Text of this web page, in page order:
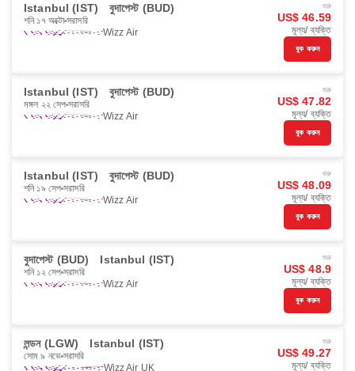
Istanbul (IST) বুদাপেস্ট (BUD)
শনি ১৭ অক্টো সরাসরি
Wizz Air
শুরু
US$ 46.59
মূল্য/ ব্যক্তি
বুক করুন
Istanbul (IST) বুদাপেস্ট (BUD)
মঙ্গল ২২ সেপ সরাসরি
Wizz Air
শুরু
US$ 47.82
মূল্য/ ব্যক্তি
বুক করুন
Istanbul (IST) বুদাপেস্ট (BUD)
শনি ১৯ সেপ সরাসরি
Wizz Air
শুরু
US$ 48.09
মূল্য/ ব্যক্তি
বুক করুন
বুদাপেস্ট (BUD) Istanbul (IST)
শনি ১২ সেপ সরাসরি
Wizz Air
শুরু
US$ 48.9
মূল্য/ ব্যক্তি
বুক করুন
লন্ডন (LGW) Istanbul (IST)
সোম ৯ নভে সরাসরি
Wizz Air UK
শুরু
US$ 49.27
মূল্য/ ব্যক্তি